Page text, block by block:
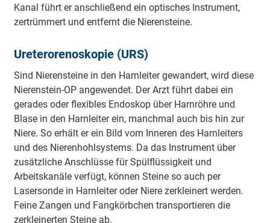
Kanal führt er anschließend ein optisches Instrument,
zertrümmert und entfernt die Nierensteine.
Ureterorenoskopie (URS)
Sind Nierensteine in den Harnleiter gewandert, wird diese
Nierenstein-OP angewendet. Der Arzt führt dabei ein
gerades oder flexibles Endoskop über Harnröhre und
Blase in den Harnleiter ein, manchmal auch bis hin zur
Niere. So erhält er ein Bild vom Inneren des Harnleiters
und des Nierenhohlsystems. Da das Instrument über
zusätzliche Anschlüsse für Spülflüssigkeit und
Arbeitskanäle verfügt, können Steine so auch per
Lasersonde in Harnleiter oder Niere zerkleinert werden.
Feine Zangen und Fangkörbchen transportieren die
zerkleinerten Steine ab.